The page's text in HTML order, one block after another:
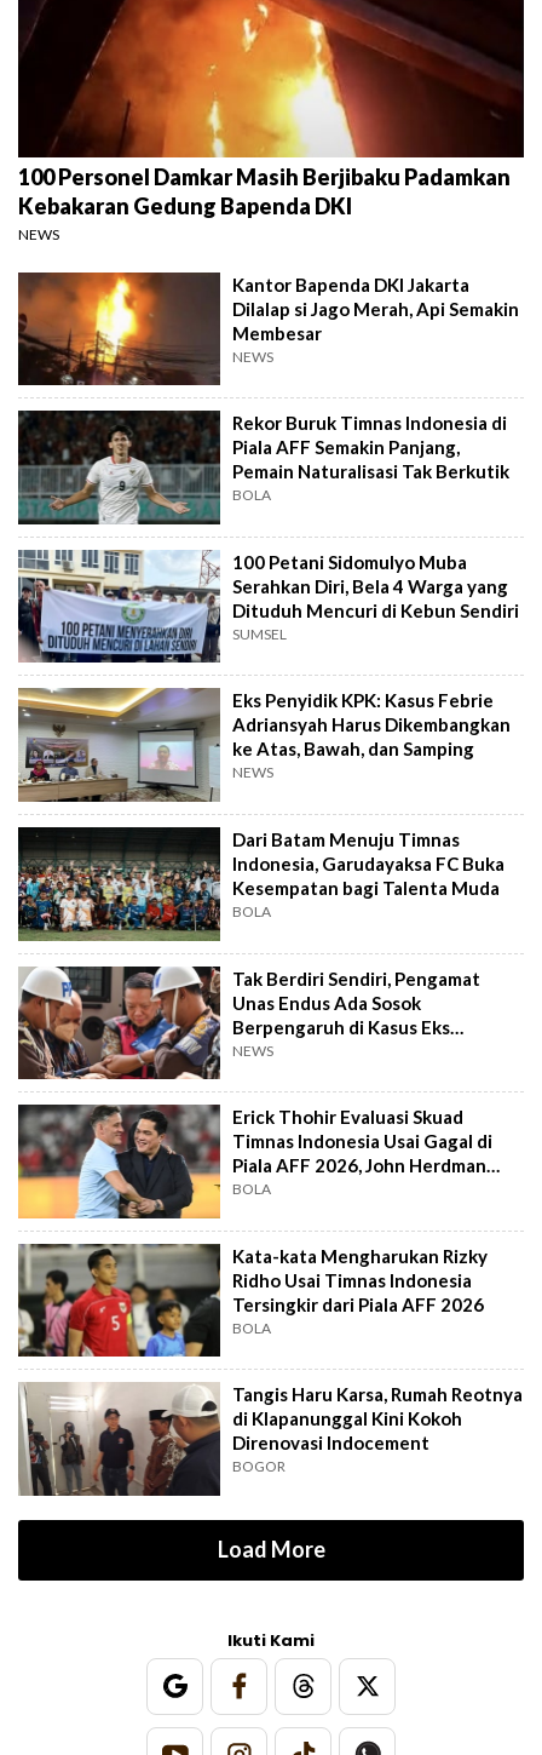
100 Personel Damkar Masih Berjibaku Padamkan
Kebakaran Gedung Bapenda DKI
NEWS
Kantor Bapenda DKI Jakarta
Dilalap si Jago Merah, Api Semakin
Membesar
NEWS
Rekor Buruk Timnas Indonesia di
Piala AFF Semakin Panjang,
Pemain Naturalisasi Tak Berkutik
BOLA
100 Petani Sidomulyo Muba
Serahkan Diri, Bela 4 Warga yang
Dituduh Mencuri di Kebun Sendiri
SUMSEL
Eks Penyidik KPK: Kasus Febrie
Adriansyah Harus Dikembangkan
ke Atas, Bawah, dan Samping
NEWS
Dari Batam Menuju Timnas
Indonesia, Garudayaksa FC Buka
Kesempatan bagi Talenta Muda
BOLA
Tak Berdiri Sendiri, Pengamat
Unas Endus Ada Sosok
Berpengaruh di Kasus Eks
Jampidsus
NEWS
Erick Thohir Evaluasi Skuad
Timnas Indonesia Usai Gagal di
Piala AFF 2026, John Herdman
Out?
BOLA
Kata-kata Mengharukan Rizky
Ridho Usai Timnas Indonesia
Tersingkir dari Piala AFF 2026
BOLA
Tangis Haru Karsa, Rumah Reotnya
di Klapanunggal Kini Kokoh
Direnovasi Indocement
BOGOR
Load More
Ikuti Kami